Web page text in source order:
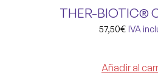
THER-BIOTIC®
57,50€ IVA
Añadir al